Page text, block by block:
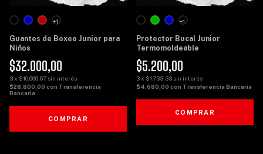
Guantes de Boxeo Junior para
Niños
$32.000,00
3x $10.666,67 sin interés
$28.800,00 con Transferencia
Bancaria
+1
COMPRAR
Protector Bucal Junior
Termomoldeable
$5.200,00
3x $1.733,33 sin interés
$4.680,00 con Transferencia Bancaria
+1
COMPRAR